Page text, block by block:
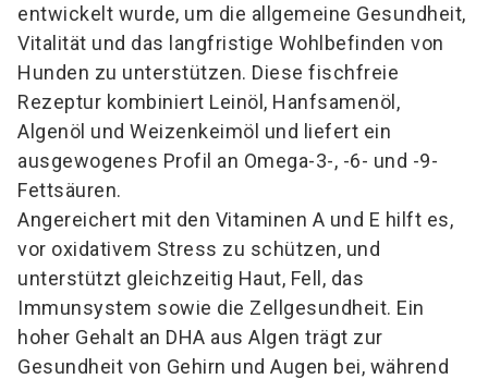
entwickelt wurde, um die allgemeine Gesundheit,
Vitalität und das langfristige Wohlbefinden von
Hunden zu unterstützen. Diese fischfreie
Rezeptur kombiniert Leinöl, Hanfsamenöl,
Algenöl und Weizenkeimöl und liefert ein
ausgewogenes Profil an Omega-3-, -6- und -9-
Fettsäuren.
Angereichert mit den Vitaminen A und E hilft es,
vor oxidativem Stress zu schützen, und
unterstützt gleichzeitig Haut, Fell, das
Immunsystem sowie die Zellgesundheit. Ein
hoher Gehalt an DHA aus Algen trägt zur
Gesundheit von Gehirn und Augen bei, während